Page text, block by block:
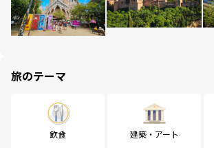
旅のテーマ
飲食 建築・アート